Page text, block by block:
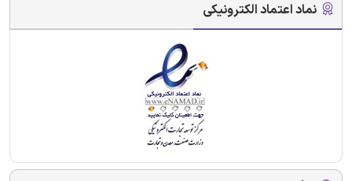
نماد اعتماد الکترونیکی